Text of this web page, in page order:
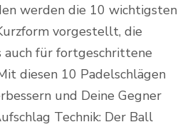
werden die 10 wichtigsten
vorgestellt, die
für fortgeschrittene
diesen 10 Padelschlägen
und Deine Gegner
Technik: Der Ball